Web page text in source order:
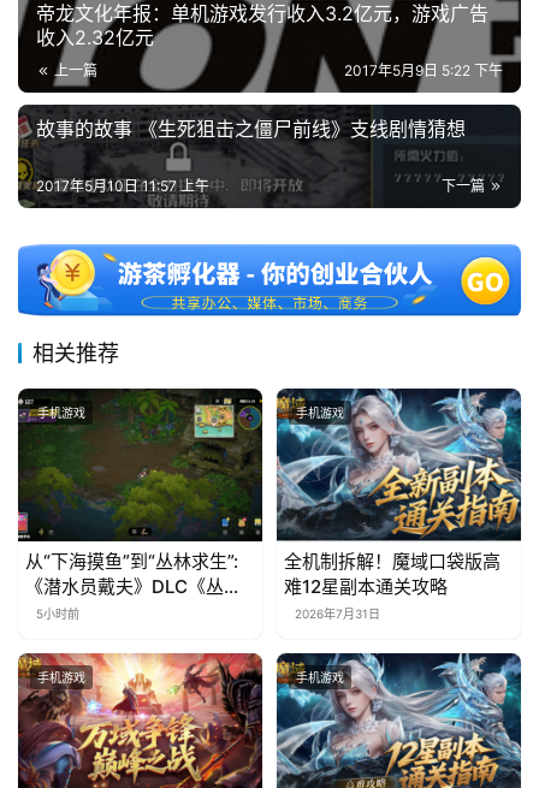
帝龙文化年报：单机游戏发行收入3.2亿元，游戏广告
收入2.32亿元
上一篇 2017年5月9日 5:22 下午
故事的故事 《生死狙击之僵尸前线》支线剧情猜想
下一篇
2017年5月10日 11:57 上午
相关推荐
手机游戏
从“下海摸鱼”到“丛林求生”:
《潜水员戴夫》DLC《丛
林》移动端定档8月14日
5小时前
手机游戏
全机制拆解！魔域口袋版高
难12星副本通关攻略
2026年7月31日
手机游戏 手机游戏